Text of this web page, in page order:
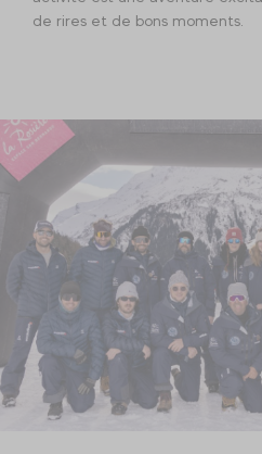
de rires et de bons moments.